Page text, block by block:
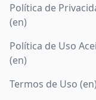
Política de
(en)
Política de Uso
(en)
Termos de Uso (en)